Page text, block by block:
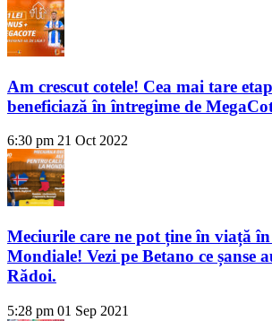
Am crescut cotele! Cea mai tare
beneficiază în întregime de
6:30 pm 21 Oct 2022
Meciurile care ne pot ține în viață
Mondiale! Vezi pe Betano ce șanse
Rădoi.
5:28 pm 01 Sep 2021